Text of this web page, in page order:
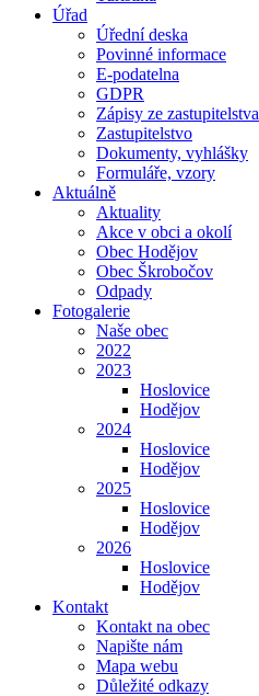
Úřad
Úřední deska
Povinné informace
E-podatelna
GDPR
Zápisy ze zastupitelstva
Zastupitelstvo
Dokumenty, vyhlášky
Formuláře, vzory
Aktuálně
Aktuality
Akce v obci a okolí
Obec Hodějov
Obec Škrobočov
Odpady
Fotogalerie
Naše obec
2022
2023
Hoslovice
Hodějov
2024
Hoslovice
Hodějov
2025
Hoslovice
Hodějov
2026
Hoslovice
Hodějov
Kontakt
Kontakt na obec
Napište nám
Mapa webu
Důležité odkazy